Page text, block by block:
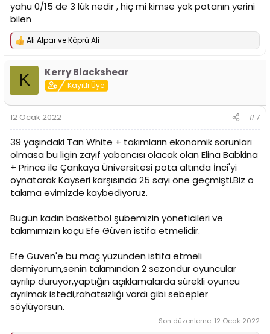
yahu 0/15 de 3 lük nedir , hiç mi kimse yok potanın yerini
bilen
T
:
Ali AlparveKöprü Ali
K Kerry Blackshear
Kayıtlı Üye
12 Ocak 2022 #7
39 yaşındaki Tan White + takımların ekonomik sorunları
olmasa bu ligin zayıf yabancısı olacak olan Elina Babkina
+ Prince ile Çankaya Üniversitesi pota altında İnci'yi
oynatarak Kayseri karşısında 25 sayı öne geçmişti.Biz o
takıma evimizde kaybediyoruz.
Bugün kadın basketbol şubemizin yöneticileri ve
takımımızın koçu Efe Güven istifa etmelidir.
Efe Güven'e bu maç yüzünden istifa etmeli
demiyorum,senin takımından 2 sezondur oyuncular
ayrılıp duruyor,yaptığın açıklamalarda sürekli oyuncu
ayrılmak istedi,rahatsızlığı vardı gibi sebepler
söylüyorsun.
Son düzenleme: 12 Ocak 2022